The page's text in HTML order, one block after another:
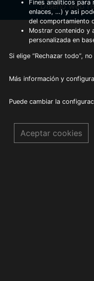
Diseño web
Fines analíticos
enlaces, …) y asi
del comportamiento
Mostrar contenido y
personalizada en
Si elige “Rechazar todo”,
Más información y
Puede cambiar la
Aceptar cookies